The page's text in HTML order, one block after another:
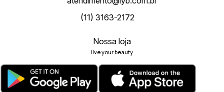
(11) 3163-2172
Nossa loja
live your beauty